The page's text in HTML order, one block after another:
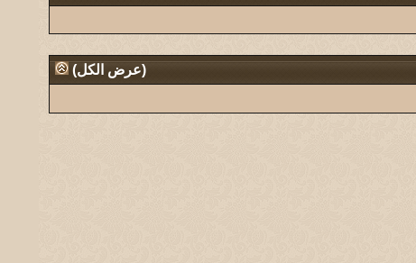
(عرض الكل)